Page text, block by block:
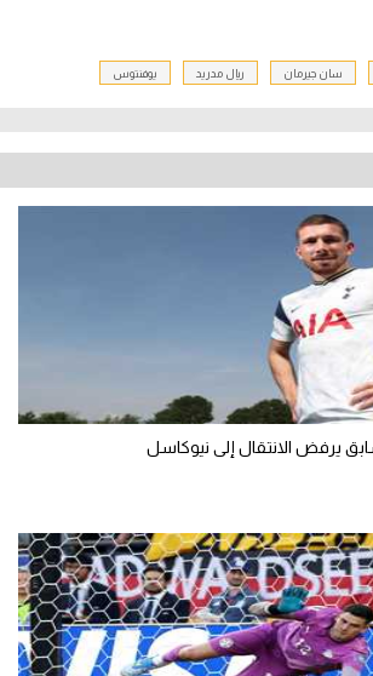
سان جيرمان ريال مدريد يوفنتوس
يرفض الانتقال إلى نيوكاسل